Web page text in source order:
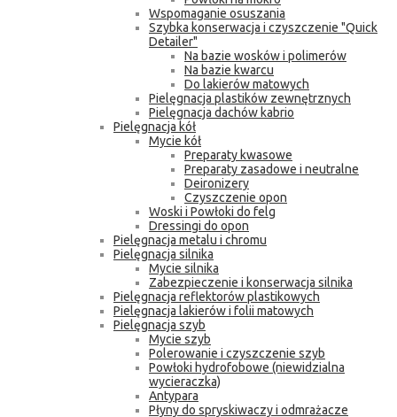
Wspomaganie osuszania
Szybka konserwacja i czyszczenie "Quick
Detailer"
Na bazie wosków i polimerów
Na bazie kwarcu
Do lakierów matowych
Pielęgnacja plastików zewnętrznych
Pielęgnacja dachów kabrio
Pielęgnacja kół
Mycie kół
Preparaty kwasowe
Preparaty zasadowe i neutralne
Deironizery
Czyszczenie opon
Woski i Powłoki do felg
Dressingi do opon
Pielęgnacja metalu i chromu
Pielęgnacja silnika
Mycie silnika
Zabezpieczenie i konserwacja silnika
Pielęgnacja reflektorów plastikowych
Pielęgnacja lakierów i folii matowych
Pielęgnacja szyb
Mycie szyb
Polerowanie i czyszczenie szyb
Powłoki hydrofobowe (niewidzialna
wycieraczka)
Antypara
Płyny do spryskiwaczy i odmrażacze